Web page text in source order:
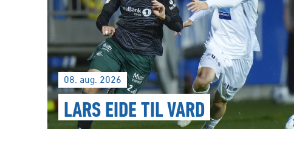
08. aug. 2026
LARS EIDE TIL VARD